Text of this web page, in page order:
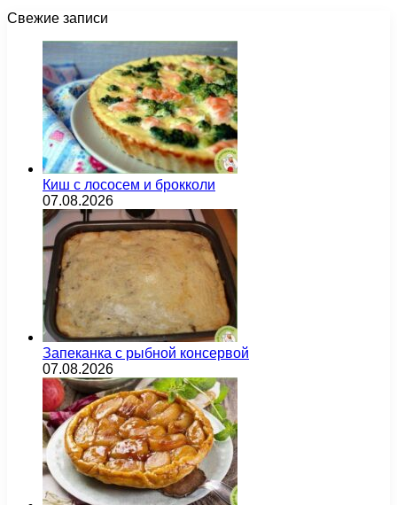
Свежие записи
Киш с лососем и брокколи
07.08.2026
Запеканка с рыбной консервой
07.08.2026